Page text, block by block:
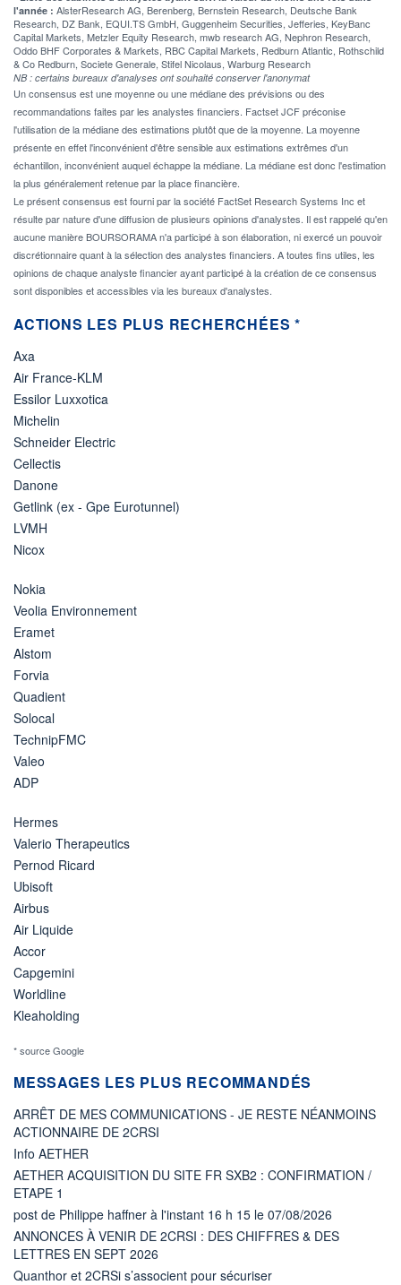
l'année : AlsterResearch AG, Berenberg, Bernstein Research, Deutsche Bank
Research, DZ Bank, EQUI.TS GmbH, Guggenheim Securities, Jefferies, KeyBanc
Capital Markets, Metzler Equity Research, mwb research AG, Nephron Research,
Oddo BHF Corporates & Markets, RBC Capital Markets, Redburn Atlantic, Rothschild
& Co Redburn, Societe Generale, Stifel Nicolaus, Warburg Research
NB : certains bureaux d'analyses ont souhaité conserver l'anonymat
Un consensus est une moyenne ou une médiane des prévisions ou des
recommandations faites par les analystes financiers. Factset JCF préconise
l'utilisation de la médiane des estimations plutôt que de la moyenne. La moyenne
présente en effet l'inconvénient d'être sensible aux estimations extrêmes d'un
échantillon, inconvénient auquel échappe la médiane. La médiane est donc l'estimation
la plus généralement retenue par la place financière.
Le présent consensus est fourni par la société FactSet Research Systems Inc et
résulte par nature d'une diffusion de plusieurs opinions d'analystes. Il est rappelé qu'en
aucune manière BOURSORAMA n'a participé à son élaboration, ni exercé un pouvoir
discrétionnaire quant à la sélection des analystes financiers. A toutes fins utiles, les
opinions de chaque analyste financier ayant participé à la création de ce consensus
sont disponibles et accessibles via les bureaux d'analystes.
ACTIONS LES PLUS RECHERCHÉES *
Axa
Air France-KLM
Essilor Luxxotica
Michelin
Schneider Electric
Cellectis
Danone
Getlink (ex - Gpe Eurotunnel)
LVMH
Nicox
Nokia
Veolia Environnement
Eramet
Alstom
Forvia
Quadient
Solocal
TechnipFMC
Valeo
ADP
Hermes
Valerio Therapeutics
Pernod Ricard
Ubisoft
Airbus
Air Liquide
Accor
Capgemini
Worldline
Kleaholding
* source Google
MESSAGES LES PLUS RECOMMANDÉS
ARRÊT DE MES COMMUNICATIONS - JE RESTE NÉANMOINS
ACTIONNAIRE DE 2CRSI
Info AETHER
AETHER ACQUISITION DU SITE FR SXB2 : CONFIRMATION /
ETAPE 1
post de Philippe haffner à l'instant 16 h 15 le 07/08/2026
ANNONCES À VENIR DE 2CRSI : DES CHIFFRES & DES
LETTRES EN SEPT 2026
Quanthor et 2CRSi s’associent pour sécuriser